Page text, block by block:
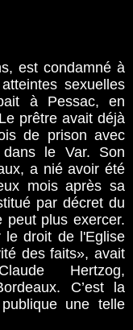
est condamné à
sexuelles
à Pessac, en
prêtre avait déjà
de prison avec
le Var. Son
a nié avoir été
mois après sa
par décret du
peut plus exercer.
le droit de l'Eglise
des faits», avait
Hertzog,
C’est la
une telle